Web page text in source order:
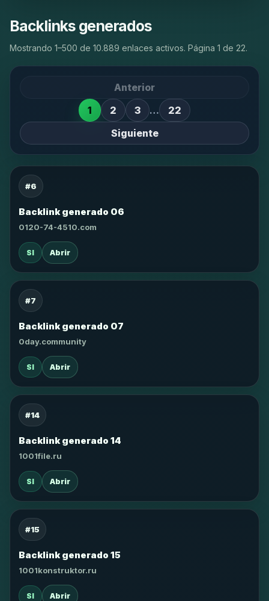
Backlinks generados
Mostrando 1–500 de 10.889 enlaces activos. Página 1 de 22.
Anterior
1
2 3 …
22
Siguiente
#6
Backlink generado 06
0120-74-4510.com
SI Abrir
#7
Backlink generado 07
0day.community
SI Abrir
#14
Backlink generado 14
1001file.ru
SI Abrir
#15
Backlink generado 15
1001konstruktor.ru
SI Abrir